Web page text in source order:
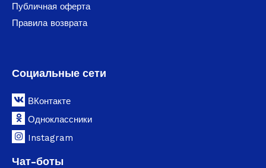
Публичная оферта
Правила возврата
Социальные сети
ВКонтакте
Одноклассники
Instagram
Чат-боты